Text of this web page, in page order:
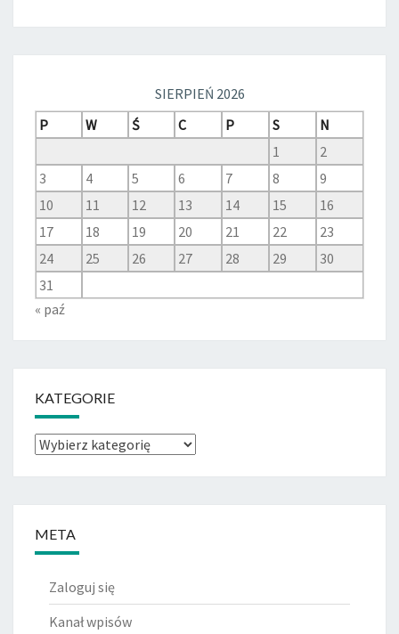
SIERPIEŃ 2026
P
W Ś C P S
N
1
2
3
4 5 6 7 8
9
10
11 12 13 14 15
16
17
18 19 20 21 22
23
24
25 26 27 28 29
30
31
« paź
KATEGORIE
Kategorie
META
Zaloguj się
Kanał wpisów